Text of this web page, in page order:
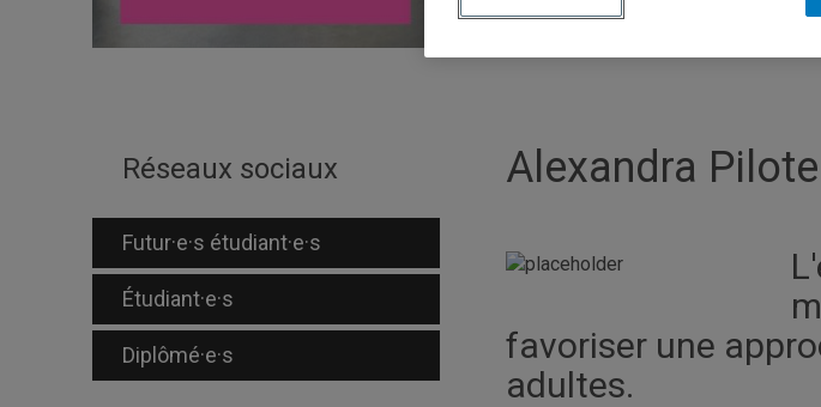
Réseaux sociaux
Futur·e·s étudiant·e·s
Étudiant·e·s
Diplômé·e·s
Alexandra Pilote
favoriser une
adultes.